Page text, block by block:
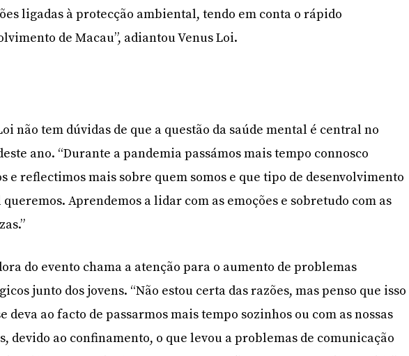
ligadas à protecção ambiental, tendo em conta o rápido
de Macau”, adiantou Venus Loi.
não tem dúvidas de que a questão da saúde mental é central no
ano. “Durante a pandemia passámos mais tempo connosco
e reflectimos mais sobre quem somos e que tipo de desenvolvimento
queremos. Aprendemos a lidar com as emoções e sobretudo com as
do evento chama a atenção para o aumento de problemas
junto dos jovens. “Não estou certa das razões, mas penso que isso
deva ao facto de passarmos mais tempo sozinhos ou com as nossas
devido ao confinamento, o que levou a problemas de comunicação